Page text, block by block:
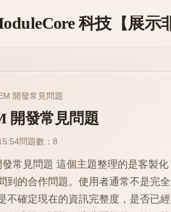
開發常見問題
開發常見問題
問題數：8
常見問題 這個主題整理的是客製化
到的合作問題。使用者通常不是完全
不確定現在的資訊完整度，是否已經